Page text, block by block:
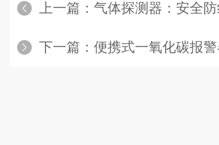
上一篇： 气体探测器：安全防线
下一篇： 便携式一氧化碳报